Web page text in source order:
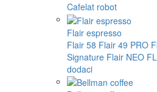
Cafelat robot
Flair espresso
Flair 58 Flair 49 PRO
Signature Flair NEO
dodaci